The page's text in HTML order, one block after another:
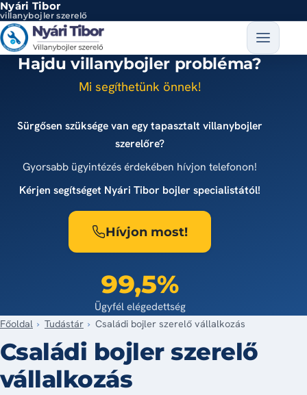
Ugrás a tartalomra
Nyári Tibor
villanybojler szerelő
Hajdu villanybojler probléma?
Mi segíthetünk önnek!
Sürgősen szüksége van egy tapasztalt villanybojler
szerelőre?
Gyorsabb ügyintézés érdekében hívjon telefonon!
Kérjen segítséget Nyári Tibor bojler specialistától!
Hívjon most!
99,5%
Ügyfél elégedettség
Főoldal Tudástár Családi bojler szerelő vállalkozás
Családi bojler szerelő
vállalkozás